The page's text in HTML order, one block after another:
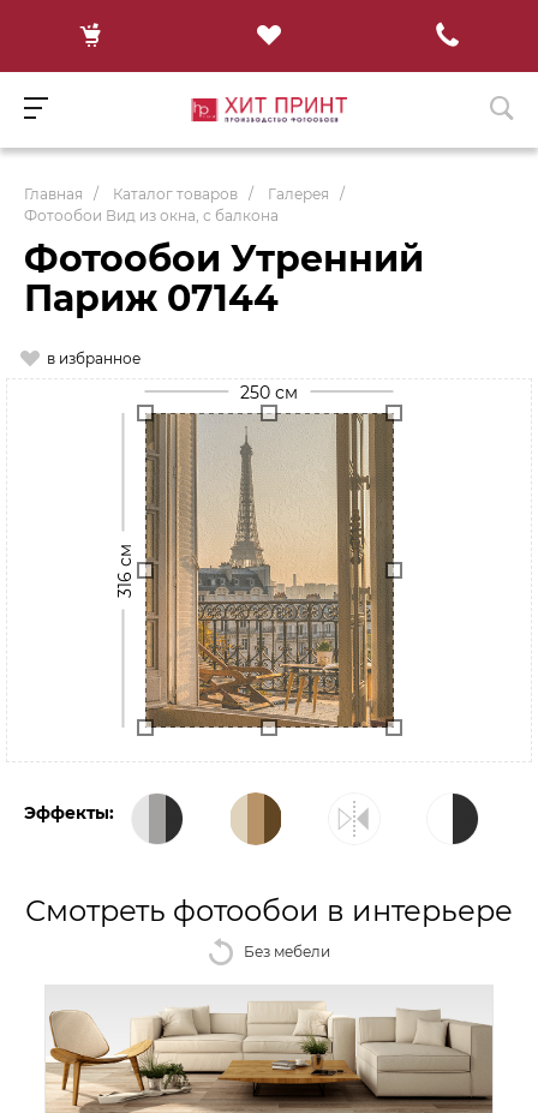
Главная / Каталог товаров / Галерея
/
Фотообои Вид из окна, с балкона
Фотообои Утренний
Париж 07144
в избранное
250 см
316 см
Эффекты:
Смотреть фотообои в интерьере
Без мебели